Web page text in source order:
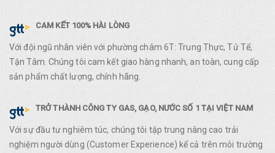
CAM KẾT 100% HÀI LÒNG
Với đội ngũ nhân viên với phường châm 6T: Trung Thực, Tử Tế,
Tận Tâm. Chúng tôi cam kết giao hàng nhanh, an toàn, cung cấp
sản phẩm chất lượng, chính hãng.
TRỞ THÀNH CÔNG TY GAS, GẠO, NƯỚC SỐ 1 TẠI VIỆT NAM
Với sự đầu tư nghiêm túc, chúng tôi tập trung nâng cao trải
nghiệm người dùng (Customer Experience) kể cả trên môi trường